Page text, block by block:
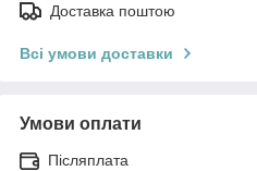
Доставка поштою
Всі умови доставки
Умови оплати
Післяплата